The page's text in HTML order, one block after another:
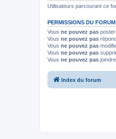
Utilisateurs parcourant ce
PERMISSIONS DU FORUM
Vous ne pouvez pas
Vous ne pouvez pas
Vous ne pouvez pas
Vous ne pouvez pas
Vous ne pouvez pas
Index du forum